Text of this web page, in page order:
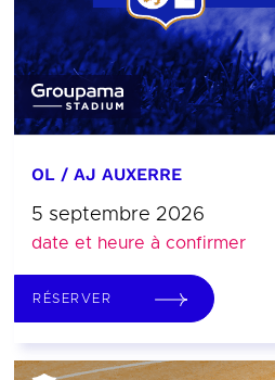
OL / AJ AUXERRE
5 septembre 2026
date et heure à confirmer
RÉSERVER